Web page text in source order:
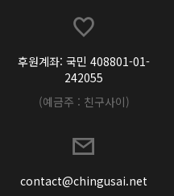
후원계좌: 국민 408801-01-
242055
(예금주 : 친구사이)
contact@chingusai.net